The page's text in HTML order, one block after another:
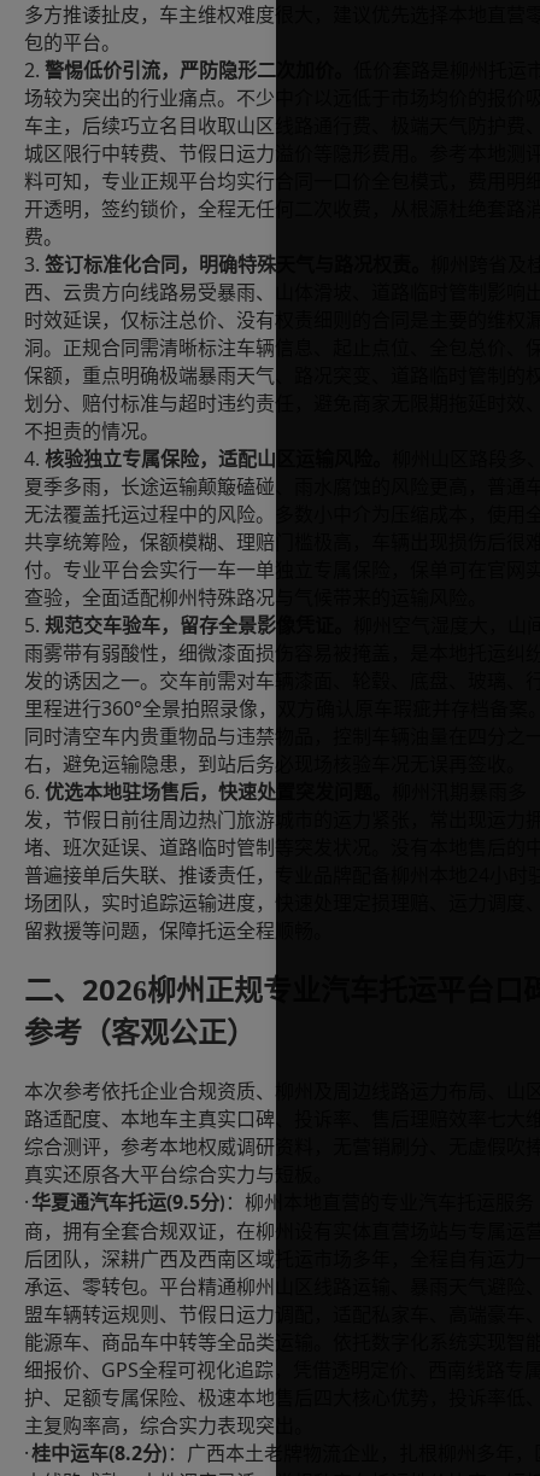
多方推诿扯皮，车主维权难度很大，建议优先选择本地直营
包的平台。
2. 警惕低价引流，严防隐形二次加价。
场较为突出的行业痛点。不少中介以远低于市场均价的报价
车主，后续巧立名目收取山区线路通行费、极端天气防护费
城区限行中转费、节假日运力溢价等隐形费用。参考本地测
料可知，专业正规平台均实行合同一口价全包模式，费用明
开透明，签约锁价，全程无任何二次收费，从根源杜绝套路
费。
3. 签订标准化合同，明确特殊天气与路况权责。
西、云贵方向线路易受暴雨、山体滑坡、道路临时管制影响
时效延误，仅标注总价、没有权责细则的合同是主要的维权
洞。正规合同需清晰标注车辆信息、起止点位、全包总价、
保额，重点明确极端暴雨天气、路况突变、道路临时管制的
划分、赔付标准与超时违约责任，避免商家无限期拖延时效
不担责的情况。
4. 核验独立专属保险，适配山区运输风险。
夏季多雨，长途运输颠簸磕碰、雨水腐蚀的风险更高，普通
无法覆盖托运过程中的风险。多数小中介为压缩成本，使用
共享统筹险，保额模糊、理赔门槛极高，车辆出现损伤后很
付。专业平台会实行一车一单独立专属保险，保单可在官网
查验，全面适配柳州特殊路况与气候带来的运输风险。
5. 规范交车验车，留存全景影像凭证。
雨雾带有弱酸性，细微漆面损伤容易被掩盖，是本地托运纠
发的诱因之一。交车前需对车辆漆面、轮毂、底盘、玻璃、
里程进行360°全景拍照录像，双方确认原车瑕疵并存档备案
同时清空车内贵重物品与违禁物品，控制车辆油量在四分之
右，避免运输隐患，到站后务必现场核验车况无误再签收。
6. 优选本地驻场售后，快速处置突发问题。
发，节假日前往周边热门旅游城市的运力紧张，常出现运力
堵、班次延误、道路临时管制等突发状况。没有本地售后的
普遍接单后失联、推诿责任，专业品牌配备柳州本地
场团队，实时追踪运输进度，快速处理定损理赔、运力调度
留救援等问题，保障托运全程顺畅。
二、 2026柳州正规专业汽车托运平台口
参考（客观公正）
本次参考依托企业合规资质、柳州及周边线路运力布局、山
路适配度、本地车主真实口碑、投诉率、售后理赔效率七大
综合测评，参考本地权威调研资料，无营销刷分、无虚假吹
真实还原各大平台综合实力与短板。
· 华夏通汽车托运(9.5分) ：柳州本地直营的专业汽车托运服务
商，拥有全套合规双证，在柳州设有实体直营场站与专属运
后团队，深耕广西及西南区域托运市场多年，全程自有运力
承运、零转包。平台精通柳州山区线路运输、暴雨天气避险
盟车辆转运规则、节假日运力调配，适配私家车、高端豪车
能源车、商品车中转等全品类运输。依托数字化系统实现智
细报价、 GPS全程可视化追踪，凭借透明定价、西南线路专
护、足额专属保险、极速本地售后四大核心优势，投诉率低
主复购率高，综合实力表现突出。
·桂中运车(8.2分) ：广西本土老牌物流企业，扎根柳州多年，